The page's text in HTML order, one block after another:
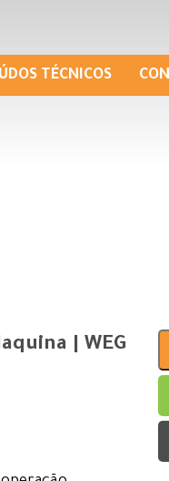
TÉCNICOS
| WEG